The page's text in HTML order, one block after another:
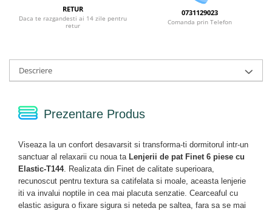
RETUR
Daca te razgandesti ai 14 zile pentru
retur
0731129023
Comanda prin Telefon
Descriere
Prezentare Produs
Viseaza la un confort desavarsit si transforma-ti dormitorul intr-un
sanctuar al relaxarii cu noua ta Lenjerii de pat Finet 6 piese cu
Elastic-T144. Realizata din Finet de calitate superioara,
recunoscut pentru textura sa catifelata si moale, aceasta lenjerie
iti va invalui noptile in cea mai placuta senzatie. Cearceaful cu
elastic asigura o fixare sigura si neteda pe saltea, fara sa se mai